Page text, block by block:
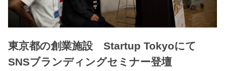
東京都の創業施設 Startup Tokyoにて
SNSブランディングセミナー登壇